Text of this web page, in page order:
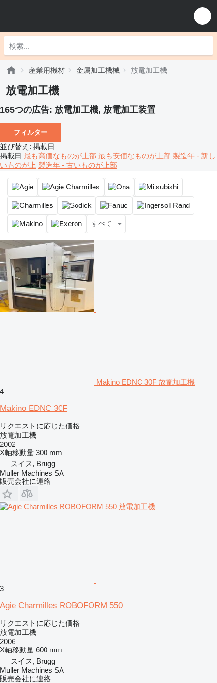
産業用機材 金属加工機械 放電加工機
放電加工機
165つの広告: 放電加工機, 放電加工装置
フィルター
並び替え : 掲載日
掲載日 最も高価なものが上部 最も安価なものが上部 製造年 - 新し
いものが上 製造年 - 古いものが上部
すべて
Makino EDNC 30F 放電加工機
4
Makino EDNC 30F
リクエストに応じた価格
放電加工機
2002
X軸移動量 300 mm
スイス, Brugg
Muller Machines SA
販売会社に連絡
3
Agie Charmilles ROBOFORM 550
リクエストに応じた価格
放電加工機
2006
X軸移動量 600 mm
スイス, Brugg
Muller Machines SA
販売会社に連絡